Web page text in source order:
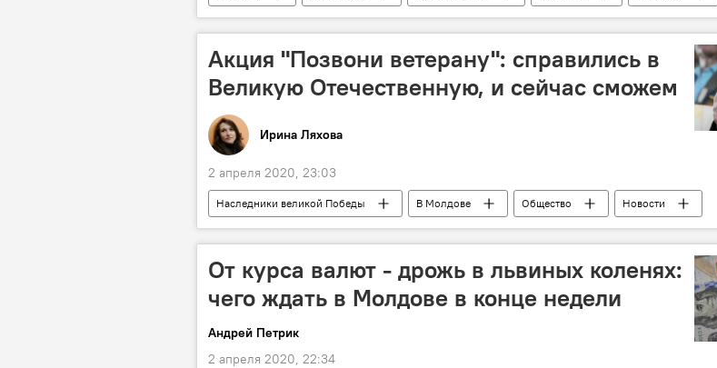
воровство
полиция расследование Коронавирус
Акция "Позвони ветерану": справились в
Великую Отечественную, и сейчас сможем
Ирина Ляхова
2 апреля 2020, 23:03
Наследники великой Победы В Молдове Общество
Новости
Наследники Победы
Победа-75: летопись памяти и славы
Приднестровье
Великая Отечественная война
От курса валют - дрожь в львиных коленях:
чего ждать в Молдове в конце недели
Андрей Петрик
2 апреля 2020, 22:34